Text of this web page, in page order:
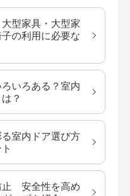
型家具・大型家
の利用に必要な
いろある？室内
？
室内ドア選び方
止 安全性を高め